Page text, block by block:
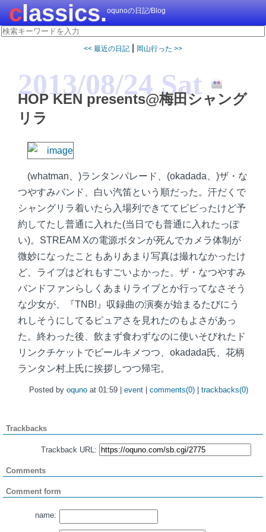
classics.oqunoの日記/Blog
<< 最近の日記 岡山行った >>
2013/08/24 Sat
HOP KEN presents@梅田シャング
リラ
(whatman、)ランタンパレード、(okadada、)ザ・な
つやすみバンド、白い汽笛という順だった。汗だくで
シャングリラ着いたら入場列できててビビったけど予
約してたし普通に入れた(当日でも普通に入れたっぽ
い)。STREAM Xの電源ボタンが死んでカメラ体制が
微妙になったこともありあまり写真は撮れなかったけ
ど、ライブはどれもすごいよかった。ザ・なつやすみ
バンドファンらしくあまりライブとか行ってなさそう
な少女が、『TNB!』収録曲の演奏が始まるたびにう
れしそうにしてるピュアさを見れたのもよさがあっ
た。終わった後、飲まず食わずなのに使いそびれたド
リンクチケットでビールキメつつ、okadada氏、花柄
ランタン村上氏に挨拶しつつ帰宅。
Posted by oquno at 01:59 | event comments(0) trackbacks(0)
Trackbacks
Trackback URL:
Comments
Comment form
name: